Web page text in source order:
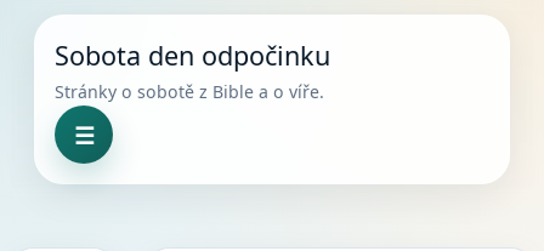
Skip to content
Sobota den odpočinku
Stránky o sobotě z Bible a o víře.
☰
Menu